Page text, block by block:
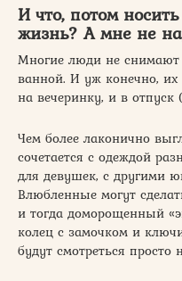
И что, потом
жизнь? А мне не
Многие люди не
ванной. И уж конечно,
на вечеринку, и в отпуск
Чем более лаконично
сочетается с одеждой
для девушек, с другими
Влюбленные могут
и тогда доморощенный
колец с замочком и
будут смотреться просто